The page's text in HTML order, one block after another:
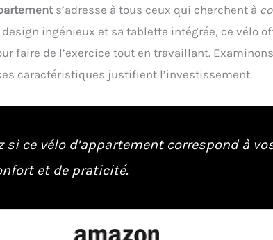
s’adresse à tous ceux qui cherchent à
design ingénieux et sa tablette intégrée, ce vélo
faire de l’exercice tout en travaillant.
caractéristiques justifient l’investissement.
si ce vélo d’appartement correspond à
et de praticité.